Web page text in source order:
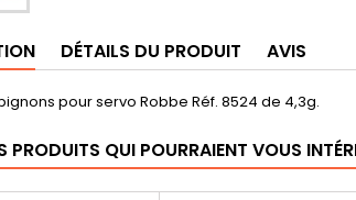
DÉTAILS DU PRODUIT AVIS
pour servo Robbe Réf. 8524 de 4,3g.
PRODUITS QUI POURRAIENT VOUS